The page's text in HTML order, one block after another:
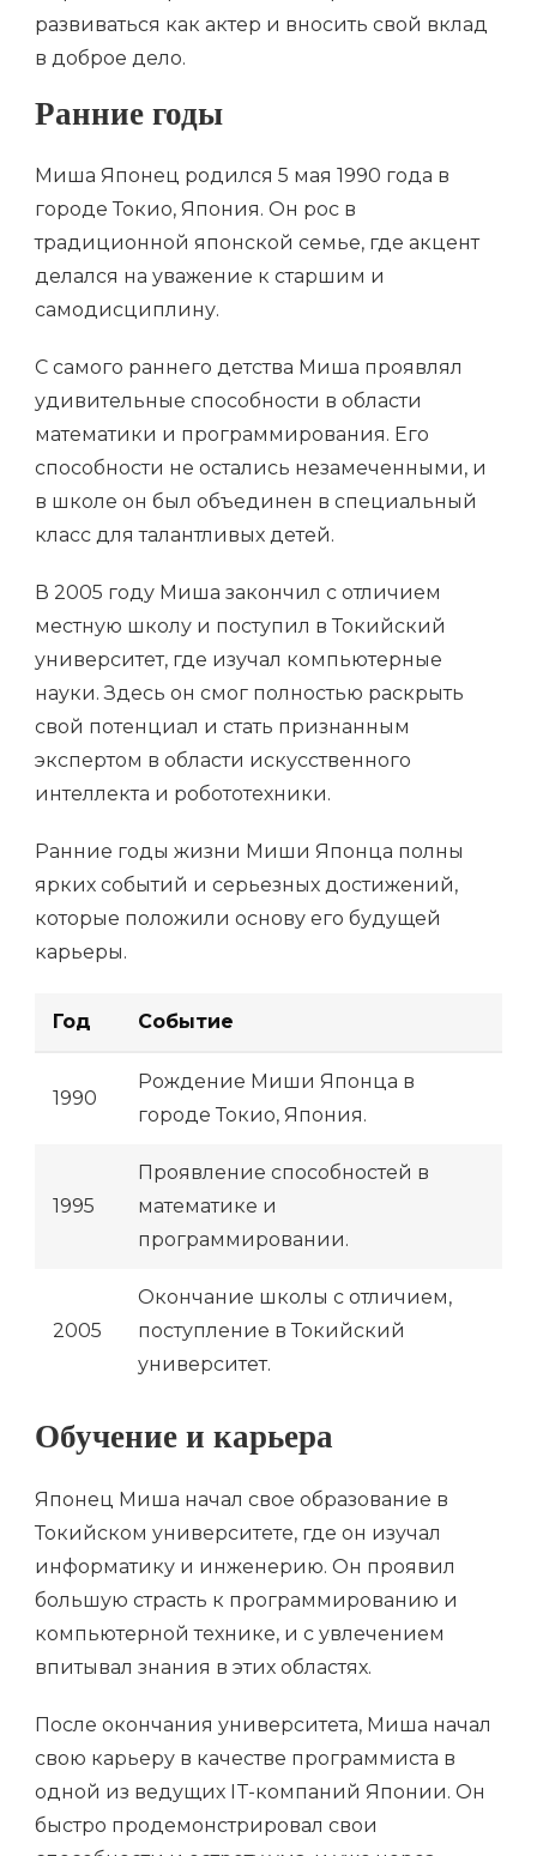
развиваться как актер и вносить свой вклад
в доброе дело.
Ранние годы
Миша Японец родился 5 мая 1990 года в
городе Токио, Япония. Он рос в
традиционной японской семье, где акцент
делался на уважение к старшим и
самодисциплину.
С самого раннего детства Миша проявлял
удивительные способности в области
математики и программирования. Его
способности не остались незамеченными, и
в школе он был объединен в специальный
класс для талантливых детей.
В 2005 году Миша закончил с отличием
местную школу и поступил в Токийский
университет, где изучал компьютерные
науки. Здесь он смог полностью раскрыть
свой потенциал и стать признанным
экспертом в области искусственного
интеллекта и робототехники.
Ранние годы жизни Миши Японца полны
ярких событий и серьезных достижений,
которые положили основу его будущей
карьеры.
Год Событие
1990
Рождение Миши Японца в
городе Токио, Япония.
1995
Проявление способностей в
математике и
программировании.
2005
Окончание школы с отличием,
поступление в Токийский
университет.
Обучение и карьера
Японец Миша начал свое образование в
Токийском университете, где он изучал
информатику и инженерию. Он проявил
большую страсть к программированию и
компьютерной технике, и с увлечением
впитывал знания в этих областях.
После окончания университета, Миша начал
свою карьеру в качестве программиста в
одной из ведущих IT-компаний Японии. Он
быстро продемонстрировал свои